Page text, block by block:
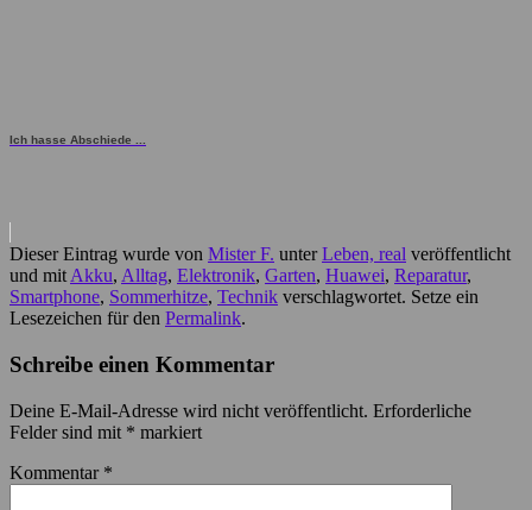
Ich hasse Abschiede ...
Dieser Eintrag wurde von Mister F. unterLeben, real veröffentlicht
und mit Akku, Alltag, Elektronik, Garten, Huawei, Reparatur,
Smartphone, Sommerhitze, Technik verschlagwortet. Setze ein
Lesezeichen für den Permalink.
Schreibe einen Kommentar
Deine E-Mail-Adresse wird nicht veröffentlicht. Erforderliche
Felder sind mit * markiert
Kommentar *